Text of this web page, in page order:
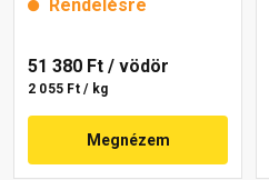
Rendelésre
51 380 Ft / vödör
2 055 Ft / kg
Megnézem